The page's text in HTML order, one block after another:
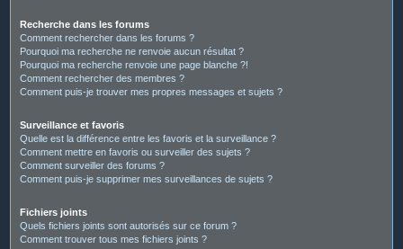
Recherche dans les forums
Comment rechercher dans les forums ?
Pourquoi ma recherche ne renvoie aucun résultat ?
Pourquoi ma recherche renvoie une page blanche ?!
Comment rechercher des membres ?
Comment puis-je trouver mes propres messages et sujets ?
Surveillance et favoris
Quelle est la différence entre les favoris et la surveillance ?
Comment mettre en favoris ou surveiller des sujets ?
Comment surveiller des forums ?
Comment puis-je supprimer mes surveillances de sujets ?
Fichiers joints
Quels fichiers joints sont autorisés sur ce forum ?
Comment trouver tous mes fichiers joints ?